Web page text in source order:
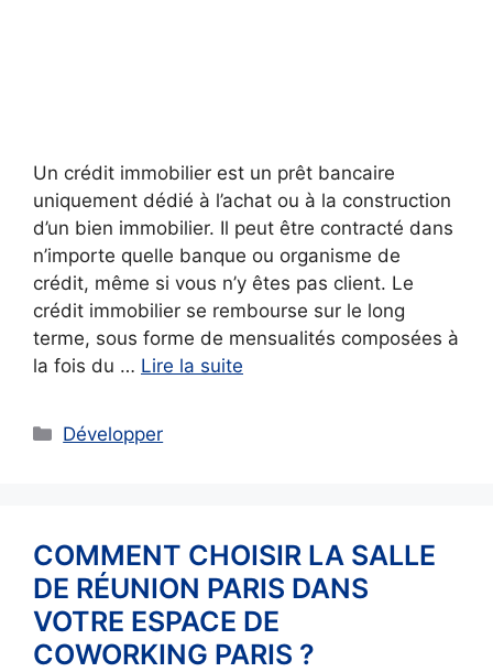
Un crédit immobilier est un prêt bancaire
uniquement dédié à l’achat ou à la construction
d’un bien immobilier. Il peut être contracté dans
n’importe quelle banque ou organisme de
crédit, même si vous n’y êtes pas client. Le
crédit immobilier se rembourse sur le long
terme, sous forme de mensualités composées à
la fois du … Lire la suite
Catégories
Développer
COMMENT CHOISIR LA SALLE
DE RÉUNION PARIS DANS
VOTRE ESPACE DE
COWORKING PARIS ?